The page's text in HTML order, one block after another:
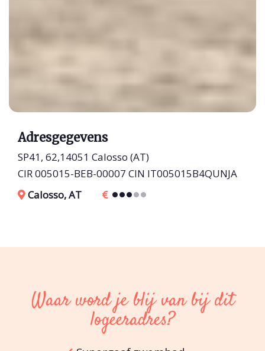
Adresgegevens
SP41, 62,14051 Calosso (AT)
CIR 005015-BEB-00007 CIN IT005015B4QUNJA
Calosso, AT
Waar word je blij van bij dit
logeeradres?